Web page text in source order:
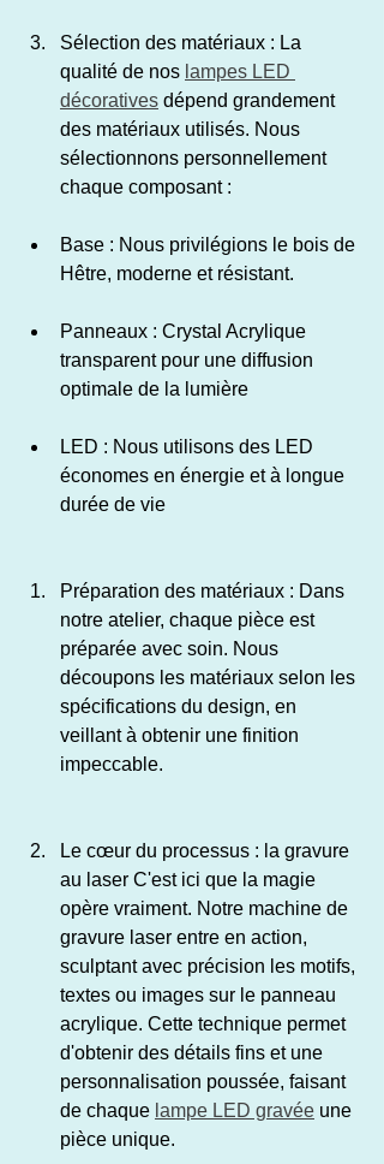
Sélection des matériaux : La
qualité de nos lampes LED
décoratives dépend grandement
des matériaux utilisés. Nous
sélectionnons personnellement
chaque composant :
Base : Nous privilégions le bois de
Hêtre, moderne et résistant.
Panneaux : Crystal Acrylique
transparent pour une diffusion
optimale de la lumière
LED : Nous utilisons des LED
économes en énergie et à longue
durée de vie
Préparation des matériaux : Dans
notre atelier, chaque pièce est
préparée avec soin. Nous
découpons les matériaux selon les
spécifications du design, en
veillant à obtenir une finition
impeccable.
Le cœur du processus : la gravure
au laser C'est ici que la magie
opère vraiment. Notre machine de
gravure laser entre en action,
sculptant avec précision les motifs,
textes ou images sur le panneau
acrylique. Cette technique permet
d'obtenir des détails fins et une
personnalisation poussée, faisant
de chaque lampe LED gravée une
pièce unique.